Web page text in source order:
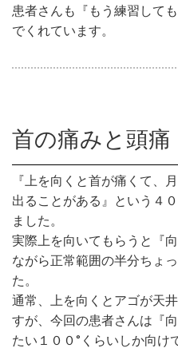
患者さんも『もう練習して
でくれています。
首の痛みと頭痛
『上を向くと首が痛くて、
出ることがある』という４
ました。
実際上を向いてもらうと『
ながら正常範囲の半分ちょ
た。
通常、上を向くとアゴが天
すが、今回の患者さんは『
たい１００°くらいしか向け